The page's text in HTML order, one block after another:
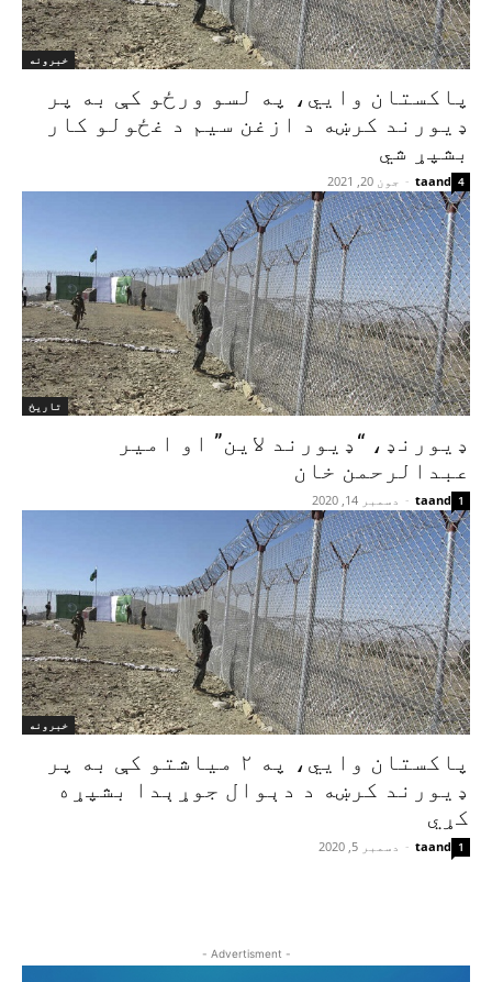
خبرونه
پاکستان وايي، په لسو ورځو کې به پر
ډیورند کرښه د ازغن سیم د غځولو کار
بشپړ شي
taand
- جون 20, 2021 4
تاریخ
ډيورنډ، “ډيورند لاين” او امير
عبدالرحمن خان
taand
- دسمبر 14, 2020 1
خبرونه
پاکستان وايي، په ۲ میاشتو کې به پر
ډیورند کرښه د دېوال جوړېدا بشپړه
کړي
taand
- دسمبر 5, 2020 1
- Advertisment -